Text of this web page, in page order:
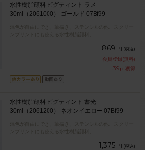
水性樹脂顔料 ピグティント ラメ
30ml（2061000） ゴールド 07Bf99_
混色が自由にでき、筆描き、ステンシルの他、スクリー
ンプリントにも使える水性樹脂顔料。
869 円 (税込)
会員登録(無料)
39pt獲得
水性樹脂顔料 ピグティント 蓄光
30ml（2061200） ネオンイエロー 07Bf99_
混色が自由にでき、筆描き、ステンシルの他、スクリー
ンプリントにも使える水性樹脂顔料。
1,375 円 (税込)